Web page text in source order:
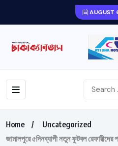
AUGUST
Home
Uncategorized
জামালপুরে ৫দিনব্যাপী নতুন ফুটবল রেফারীদের